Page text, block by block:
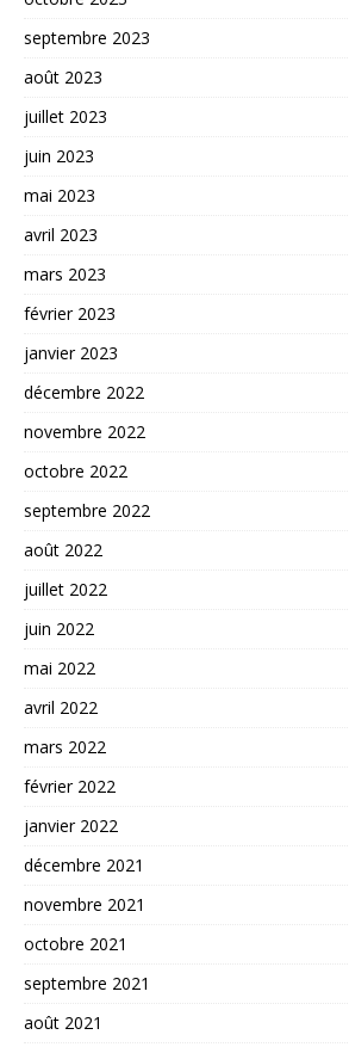
septembre 2023
août 2023
juillet 2023
juin 2023
mai 2023
avril 2023
mars 2023
février 2023
janvier 2023
décembre 2022
novembre 2022
octobre 2022
septembre 2022
août 2022
juillet 2022
juin 2022
mai 2022
avril 2022
mars 2022
février 2022
janvier 2022
décembre 2021
novembre 2021
octobre 2021
septembre 2021
août 2021